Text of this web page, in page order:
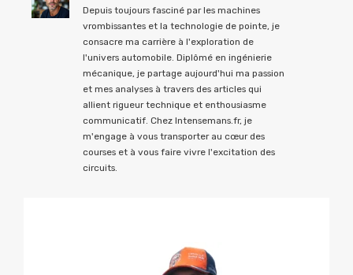
Depuis toujours fasciné par les machines
vrombissantes et la technologie de pointe, je
consacre ma carrière à l'exploration de
l'univers automobile. Diplômé en ingénierie
mécanique, je partage aujourd'hui ma passion
et mes analyses à travers des articles qui
allient rigueur technique et enthousiasme
communicatif. Chez Intensemans.fr, je
m'engage à vous transporter au cœur des
courses et à vous faire vivre l'excitation des
circuits.